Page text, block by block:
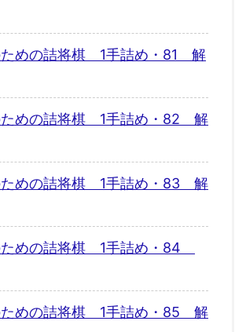
ための詰将棋 1手詰め・81 解
ための詰将棋 1手詰め・82 解
ための詰将棋 1手詰め・83 解
ための詰将棋 1手詰め・84
ための詰将棋 1手詰め・85 解